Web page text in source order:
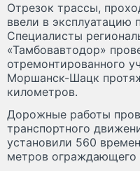
Отрезок трассы,
ввели в эксплуатацию
Специалисты
«Тамбовавтодор»
отремонтированного
Моршанск-Шацк
километров.
Дорожные работы
транспортного
установили 560
метров ограждающего